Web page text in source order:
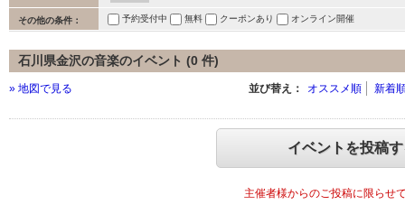
その他の条件： 予約受付中 無料 クーポンあり オンライン開催
石川県金沢の音楽のイベント (0 件)
» 地図で見る 並び替え： オススメ順 新着
イベントを投稿
主催者様からのご投稿に限らせ